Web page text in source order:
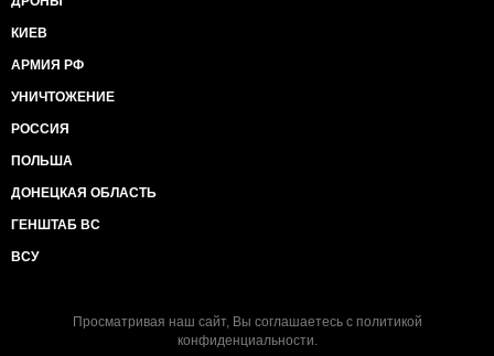
КИЕВ
АРМИЯ РФ
УНИЧТОЖЕНИЕ
РОССИЯ
ПОЛЬША
ДОНЕЦКАЯ ОБЛАСТЬ
ГЕНШТАБ ВС
ВСУ
Просматривая наш сайт, Вы соглашаетесь с политикой
конфиденциальности.